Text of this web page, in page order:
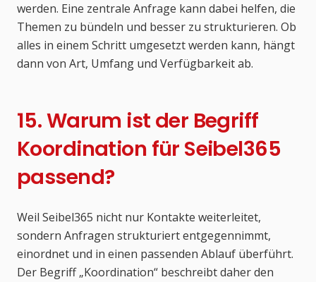
werden. Eine zentrale Anfrage kann dabei helfen, die
Themen zu bündeln und besser zu strukturieren. Ob
alles in einem Schritt umgesetzt werden kann, hängt
dann von Art, Umfang und Verfügbarkeit ab.
15. Warum ist der Begriff
Koordination für Seibel365
passend?
Weil Seibel365 nicht nur Kontakte weiterleitet,
sondern Anfragen strukturiert entgegennimmt,
einordnet und in einen passenden Ablauf überführt.
Der Begriff „Koordination“ beschreibt daher den